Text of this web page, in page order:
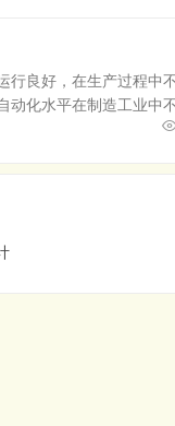
行良好，在生产过程中
动化水平在制造工业中